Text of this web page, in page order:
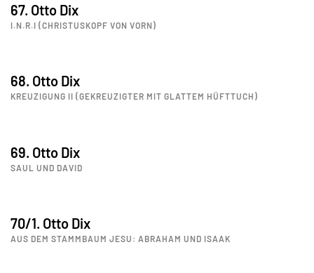
67. Otto Dix
I.N.R.I (CHRISTUSKOPF VON VORN)
68. Otto Dix
KREUZIGUNG II (GEKREUZIGTER MIT GLATTEM HÜFTTUCH)
69. Otto Dix
SAUL UND DAVID
70/1. Otto Dix
AUS DEM STAMMBAUM JESU: ABRAHAM UND ISAAK